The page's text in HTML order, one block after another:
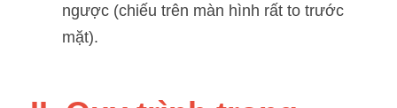
ngược (chiếu trên màn hình rất to trước
mặt).